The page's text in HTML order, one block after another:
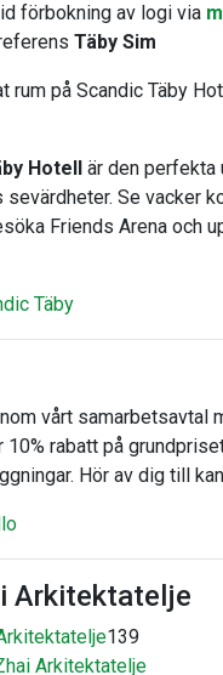
förbokning av logi via
Täby Sim
rum på Scandic Täby
Hotell är den perfekta
Se vacker
Friends Arena och
Täby
vårt samarbetsavtal
10% rabatt på
Hör av dig till
Arkitektatelje
139
Arkitektatelje